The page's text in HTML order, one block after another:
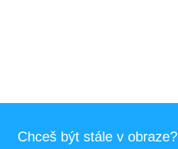
Chceš být stále v obraze?